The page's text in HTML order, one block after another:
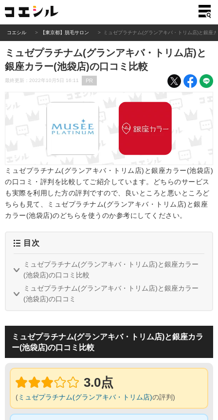
コエシル 【東京都】脱毛サロン ミュゼプラチナム(グランアキバ・トリム店)と銀座
ミュゼプラチナム(グランアキバ・トリム店)と
銀座カラー(池袋店)の口コミ比較
最終更新：2022年10月5日 16:11 PR
ミュゼプラチナム(グランアキバ・トリム店)と銀座カラー(池袋店)
の口コミ・評判を比較してご紹介しています。どちらのサービス
も実際を利用した方の評判ですので、良いところと悪いところど
ちらも見て、ミュゼプラチナム(グランアキバ・トリム店)と銀座
カラー(池袋店)のどちらを使うのか参考にしてください。
目次
ミュゼプラチナム(グランアキバ・トリム店)と銀座カラー
(池袋店)の口コミ比較
ミュゼプラチナム(グランアキバ・トリム店)と銀座カラー
(池袋店)の口コミ
ミュゼプラチナム(グランアキバ・トリム店)と銀座カラ
ー(池袋店)の口コミ比較
3.0点
(ミュゼプラチナム(グランアキバ・トリム店)の評判)